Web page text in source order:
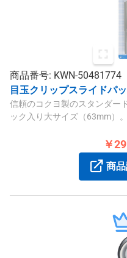
商品番号: KWN-50481774
目玉クリップスライド
信頼のコクヨ製のスタンダー
ック入り大サイズ（63mm）
￥
商